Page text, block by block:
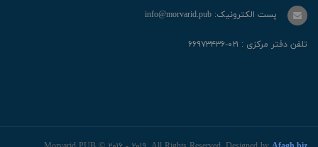
پست الکترونیک: info@morvarid.pub
تلفن دفتر مرکزی : ۰۲۱-۶۶۹۷۳۴۳۶